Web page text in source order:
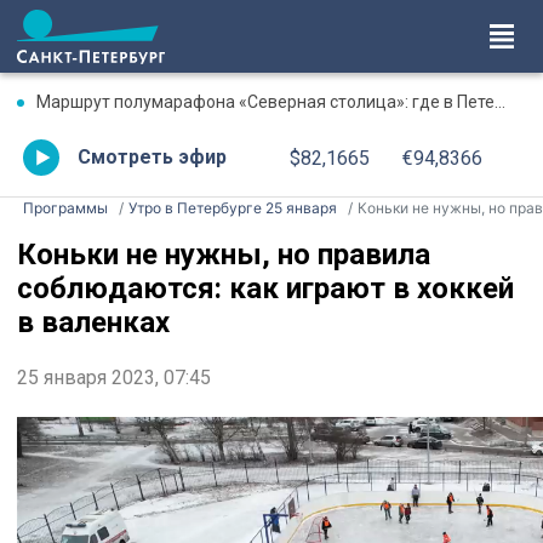
Маршрут полумарафона «Северная столица»: где в Петербурге будут перекрыты дороги 9 августа
Смотреть эфир $82,1665 €94,8366
Программы Утро в Петербурге 25 января Коньки не нужны, но правила соблюдаются: как играют в хоккей в валенках
Коньки не нужны, но правила
соблюдаются: как играют в хоккей
в валенках
25 января 2023, 07:45